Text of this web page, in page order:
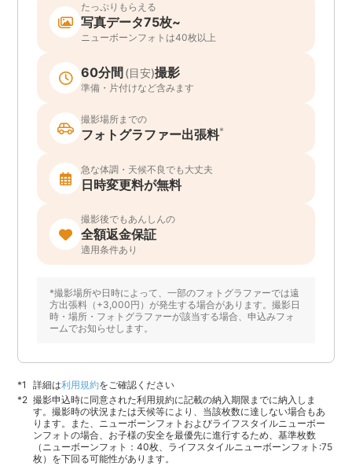
たっぷりもらえる
写真データ75枚~
ニューボーンフォトは40枚以上
60分間(目安)撮影
準備・片付けなど含みます
撮影場所までの
フォトグラファー出張料*
急な体調・天候不良でも大丈夫
日時変更料が無料
撮影後でもあんしんの
全額返金保証
適用条件あり
*撮影場所や日時によって、一部のフォトグラファーでは遠
方出張料（+3,000円）が発生する場合があります。撮影日
時・場所・フォトグラファーが該当する場合、申込みフォ
ームでお知らせします。
詳細は利用規約をご確認ください
撮影申込時に同意された利用規約に記載の納入期限までに納入しま
す。撮影時の状況または天候等により、当該枚数に達しない場合もあ
ります。また、ニューボーンフォトおよびライフスタイルニューボー
ンフォトの場合、お子様の安全を最優先に進行するため、基準枚数
（ニューボーンフォト：40枚、ライフスタイルニューボーンフォト:75
枚）を下回る可能性があります。